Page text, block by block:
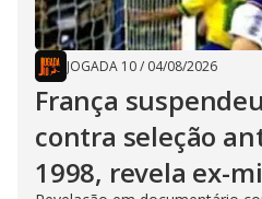
JOGADA 10/ 04/08/2026
França
contra seleção
1998, revela ex-